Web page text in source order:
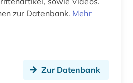
zur Datenbank. Mehr
Zur Datenbank